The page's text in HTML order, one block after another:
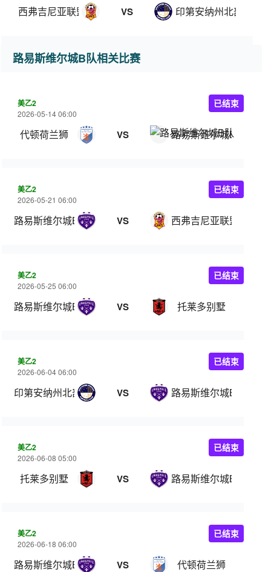
西弗吉尼亚联盟 VS 印第安纳州北部
路易斯维尔城B队相关比赛
美乙2
2026-05-14 06:00
代顿荷兰狮 VS 路易斯维尔城B队
已结束
美乙2
2026-05-21 06:00
路易斯维尔城B队 VS 西弗吉尼亚联盟
已结束
美乙2
2026-05-25 06:00
路易斯维尔城B队 VS 托莱多别墅
已结束
美乙2
2026-06-04 06:00
印第安纳州北部 VS 路易斯维尔城B队
已结束
美乙2
2026-06-08 05:00
托莱多别墅 VS 路易斯维尔城B队
已结束
美乙2
2026-06-18 06:00
路易斯维尔城B队 VS 代顿荷兰狮
已结束